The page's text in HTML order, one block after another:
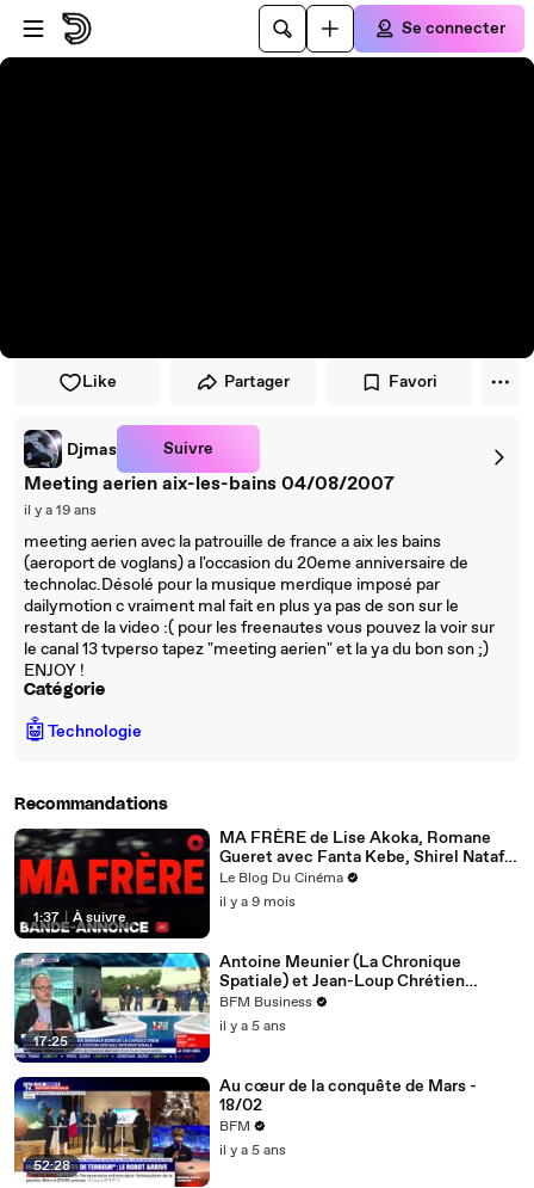
Passer au player
Passer au contenu principal
Se connecter
Like Partager Favori
Djmas Suivre
Meeting aerien aix-les-bains 04/08/2007
il y a 19 ans
meeting aerien avec la patrouille de france a aix les bains
(aeroport de voglans) a l'occasion du 20eme anniversaire de
technolac.Désolé pour la musique merdique imposé par
dailymotion c vraiment mal fait en plus ya pas de son sur le
restant de la video :( pour les freenautes vous pouvez la voir sur
le canal 13 tvperso tapez "meeting aerien" et la ya du bon son ;)
ENJOY !
Catégorie
🤖Technologie
Recommandations
1:37 | À suivre
MA FRÈRE de Lise Akoka, Romane
Gueret avec Fanta Kebe, Shirel Nataf,
Amel Bent : bande-annonce [4K] | 7
janvier 2026 en salle
Le Blog Du Cinéma
il y a 9 mois
17:25
Antoine Meunier (La Chronique
Spatiale) et Jean-Loup Chrétien
(ancien astronaute) : Thomas Pesquet
décollera vendredi à bord de la capsule
Crew Dragon de Space X pour la station
BFM Business
il y a 5 ans
52:28
Au cœur de la conquête de Mars -
18/02
BFM
il y a 5 ans